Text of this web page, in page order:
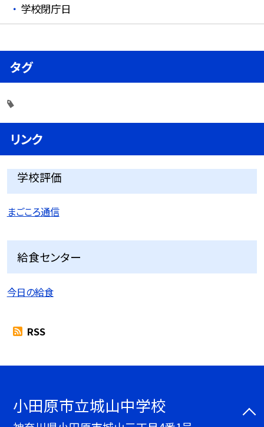
学校閉庁日
タグ
リンク
学校評価
まごころ通信
給食センター
今日の給食
RSS
小田原市立城山中学校